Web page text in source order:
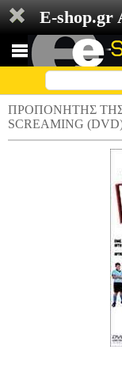
E-shop.gr
ΠΡΟΠΟΝΗΤΗΣ ΤΗΣ
SCREAMING